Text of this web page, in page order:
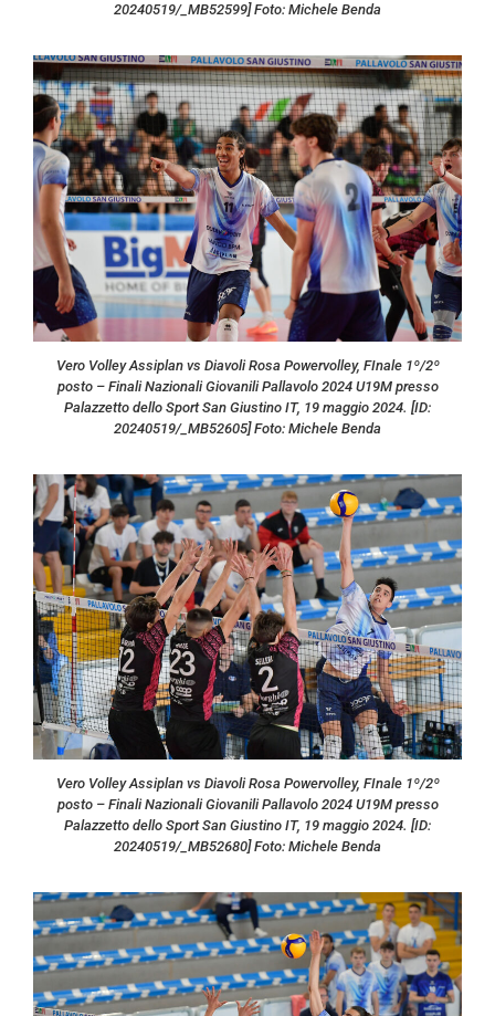
20240519/_MB52599] Foto: Michele Benda
Vero Volley Assiplan vs Diavoli Rosa Powervolley, FInale 1º/2º
posto – Finali Nazionali Giovanili Pallavolo 2024 U19M presso
Palazzetto dello Sport San Giustino IT, 19 maggio 2024. [ID:
20240519/_MB52605] Foto: Michele Benda
Vero Volley Assiplan vs Diavoli Rosa Powervolley, FInale 1º/2º
posto – Finali Nazionali Giovanili Pallavolo 2024 U19M presso
Palazzetto dello Sport San Giustino IT, 19 maggio 2024. [ID:
20240519/_MB52680] Foto: Michele Benda